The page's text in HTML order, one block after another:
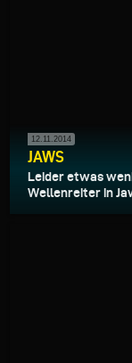
12.11.2014
JAWS
Leider etwas
Wellenreiter in